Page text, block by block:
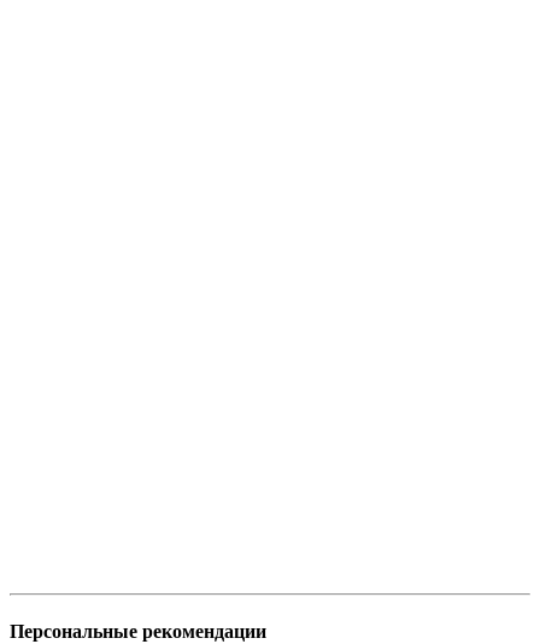
Персональные рекомендации